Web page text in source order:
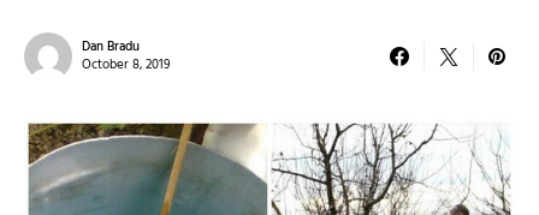
Dan Bradu
October 8, 2019